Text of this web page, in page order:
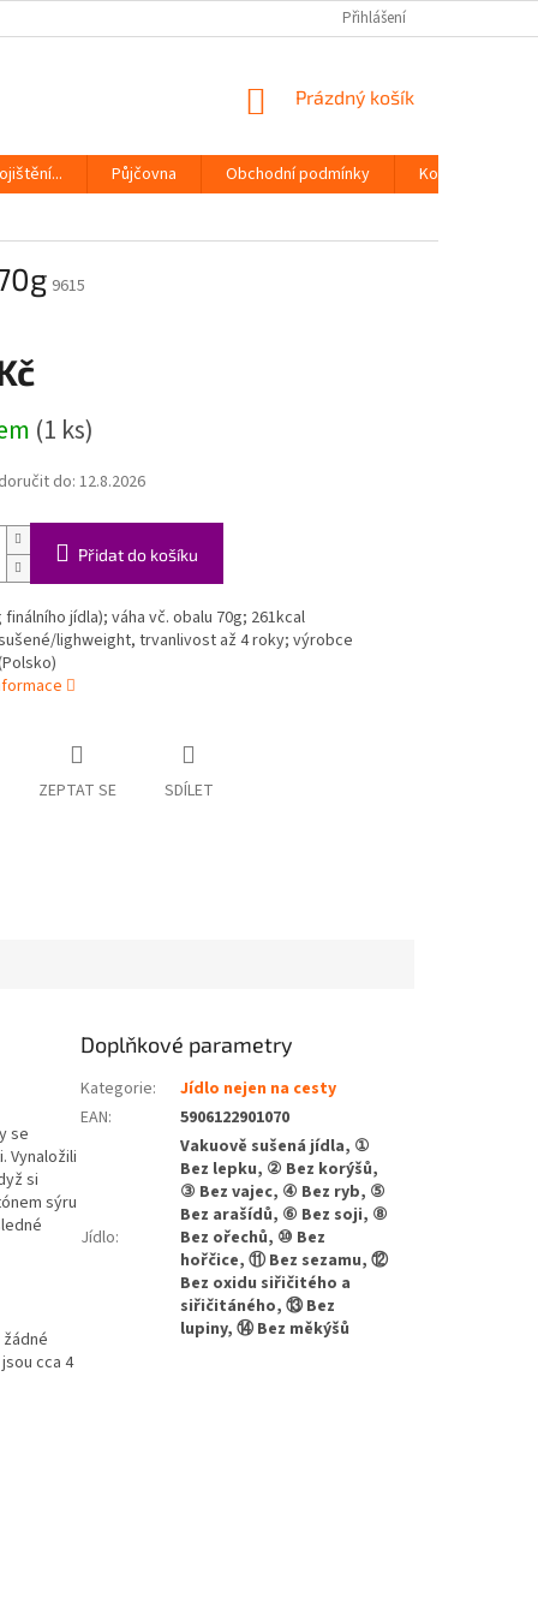
Přihlášení
NÁKUPNÍ
Prázdný košík
Půjčovna Obchodní podmínky
Kontakty
9615
(1 ks)
do: 12.8.2026
Přidat do košíku
finálního jídla); váha vč. obalu 70g; 261kcal
lighweight, trvanlivost až 4 roky; výrobce
ZEPTAT SE SDÍLET
se
Vynaložili
si
sýru
cca 4
Doplňkové parametry
Kategorie:
Jídlo nejen na cesty
EAN: 5906122901070
Jídlo:
Vakuově sušená jídla, ①
Bez lepku, ② Bez korýšů,
③ Bez vajec, ④ Bez ryb, ⑤
Bez arašídů, ⑥ Bez soji, ⑧
Bez ořechů, ⑩ Bez
hořčice, ⑪ Bez sezamu, ⑫
Bez oxidu siřičitého a
siřičitáného, ⑬ Bez
lupiny, ⑭ Bez měkýšů